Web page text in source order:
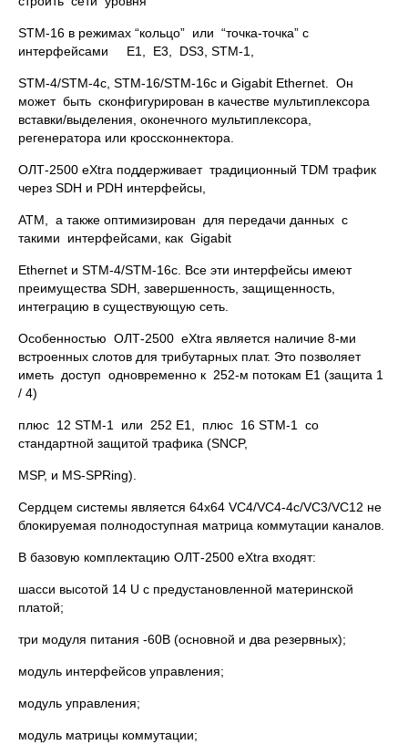
STM-16 в режимах “кольцо” или “точка-точка” с
интерфейсами E1, E3, DS3, STM-1,
STM-4/STM-4c, STM-16/STM-16c и Gigabit Ethernet. Он
может быть сконфигурирован в качестве мультиплексора
вставки/выделения, оконечного мультиплексора,
регенератора или кроссконнектора.
ОЛТ-2500 eXtra поддерживает традиционный TDM трафик
через SDH и PDH интерфейсы,
АТМ, а также оптимизирован для передачи данных с
такими интерфейсами, как Gigabit
Ethernet и STM-4/STM-16c. Все эти интерфейсы имеют
преимущества SDH, завершенность, защищенность,
интеграцию в существующую сеть.
Особенностью ОЛТ-2500 eXtra является наличие 8-ми
встроенных слотов для трибутарных плат. Это позволяет
иметь доступ одновременно к 252-м потокам Е1 (защита 1
/ 4)
плюс 12 STM-1 или 252 E1, плюс 16 STM-1 со
стандартной защитой трафика (SNCP,
MSP, и MS-SPRing).
Сердцем системы является 64x64 VC4/VC4-4c/VC3/VC12 не
блокируемая полнодоступная матрица коммутации каналов.
В базовую комплектацию ОЛТ-2500 eXtra входят:
шасси высотой 14 U с предустановленной материнской
платой;
три модуля питания -60В (основной и два резервных);
модуль интерфейсов управления;
модуль управления;
модуль матрицы коммутации;